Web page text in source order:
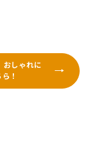
おしゃれに
！